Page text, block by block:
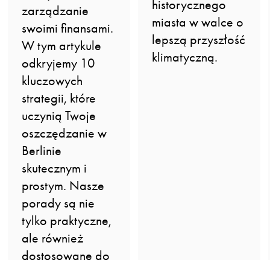
zarządzanie
swoimi finansami.
W tym artykule
odkryjemy 10
kluczowych
strategii, które
uczynią Twoje
oszczędzanie w
Berlinie
skutecznym i
prostym. Nasze
porady są nie
tylko praktyczne,
ale również
dostosowane do
historycznego
miasta w walce o
lepszą przyszłość
klimatyczną.